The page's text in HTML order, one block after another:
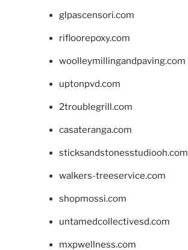
glpascensori.com
rifloorepoxy.com
woolleymillingandpaving.com
uptonpvd.com
2troublegrill.com
casateranga.com
sticksandstonesstudiooh.com
walkers-treeservice.com
shopmossi.com
untamedcollectivesd.com
mxpwellness.com